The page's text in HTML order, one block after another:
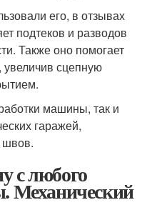
его, в отзывах
подтеков и разводов
Также оно помогает
увеличив сцепную
машины, так и
гаражей,
швов.
с любого
Механический